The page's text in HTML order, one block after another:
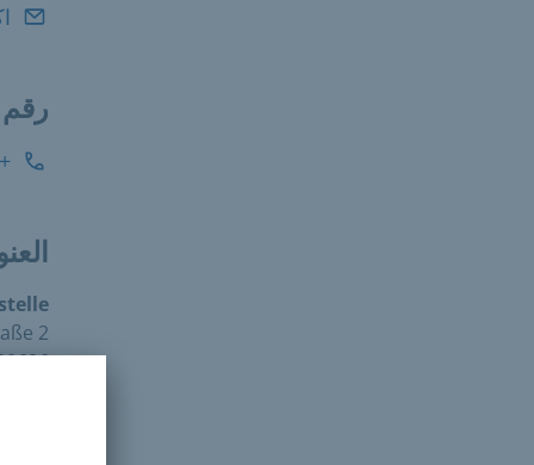
رقم
+49 89 233-96090
2
München